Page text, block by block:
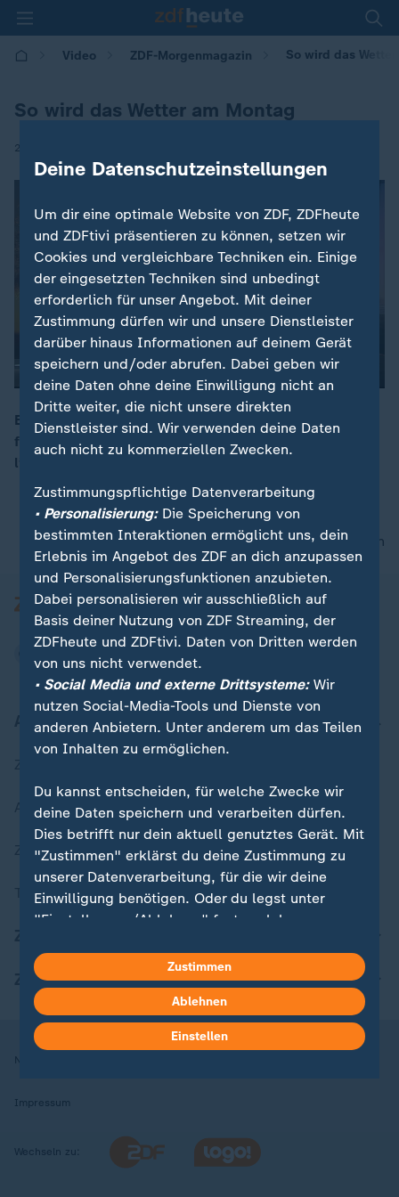
Video ZDF-Morgenmagazin So wird das
So wird das Wetter am Montag
28.04.2025 | 05:30
00:17
Eine ausgeprägte Hochdruckzone vom Westen sorgt
für milde Temperaturen. Die Tageshöchsttemperaturen
liegen dabei zwischen 15 und 24 Grad.
nach oben
Aktuell bei ZDFheute
Aktuelle Sendungs-Videos
ZDFheute Stories
Themen im Überblick
ZDFheute Apps
Nutzungsbedingungen
Impressum
Wechseln zu:
Deine Datenschutzeinstellungen
Um dir eine optimale Website von ZDF, ZDFheute
und ZDFtivi präsentieren zu können, setzen wir
Cookies und vergleichbare Techniken ein. Einige
der eingesetzten Techniken sind unbedingt
erforderlich für unser Angebot. Mit deiner
Zustimmung dürfen wir und unsere Dienstleister
darüber hinaus Informationen auf deinem Gerät
speichern und/oder abrufen. Dabei geben wir
deine Daten ohne deine Einwilligung nicht an
Dritte weiter, die nicht unsere direkten
Dienstleister sind. Wir verwenden deine Daten
auch nicht zu kommerziellen Zwecken.
Zustimmungspflichtige Datenverarbeitung
• Personalisierung:Die Speicherung von
bestimmten Interaktionen ermöglicht uns, dein
Erlebnis im Angebot des ZDF an dich anzupassen
und Personalisierungsfunktionen anzubieten.
Dabei personalisieren wir ausschließlich auf
Basis deiner Nutzung von ZDF Streaming, der
ZDFheute und ZDFtivi. Daten von Dritten werden
von uns nicht verwendet.
• Social Media und externe Drittsysteme:Wir
nutzen Social-Media-Tools und Dienste von
anderen Anbietern. Unter anderem um das Teilen
von Inhalten zu ermöglichen.
Du kannst entscheiden, für welche Zwecke wir
deine Daten speichern und verarbeiten dürfen.
Dies betrifft nur dein aktuell genutztes Gerät. Mit
"Zustimmen" erklärst du deine Zustimmung zu
unserer Datenverarbeitung, für die wir deine
Einwilligung benötigen. Oder du legst unter
"Einstellungen/Ablehnen" fest, welchen
welchen nicht. Deine Datenschutzeinstellungen
kannst du jederzeit mit Wirkung für die Zukunft
in deinen Einstellungen widerrufen oder ändern.
Hier findest du das Impressum.
Zustimmen
Ablehnen
Einstellen